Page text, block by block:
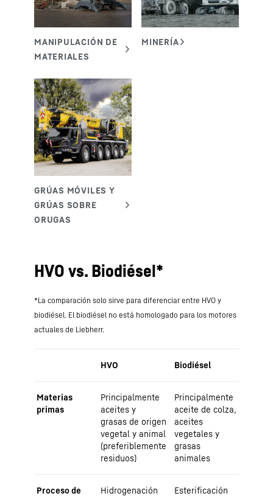
HVO vs. Biodiésel*
*La comparación solo sirve para diferenciar entre HVO y
biodiésel. El biodiésel no está homologado para los motores
actuales de Liebherr.
HVO Biodiésel
Materias
primas
Principalmente
aceites y
grasas de origen
vegetal y animal
(preferiblemente
residuos)
Principalmente
aceite de colza,
aceites
vegetales y
grasas
animales
Proceso de
Hidrogenación Esterificación